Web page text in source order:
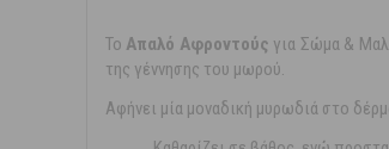
Το Απαλό Αφροντούς για Σώμα &
της γέννησης του μωρού.
Αφήνει μία μοναδική μυρωδιά στο